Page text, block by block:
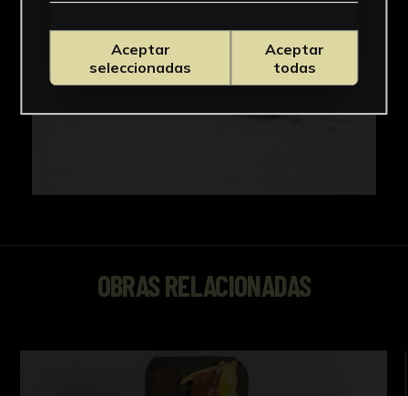
OBRAS RELACIONADAS
Aceptar
seleccionadas
Aceptar
todas